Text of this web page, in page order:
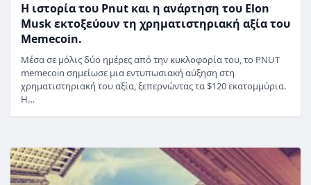
Η ιστορία του Pnut και η ανάρτηση του Elon
Musk εκτοξεύουν τη χρηματιστηριακή αξία του
Memecoin.
Μέσα σε μόλις δύο ημέρες από την κυκλοφορία του, το PNUT
memecoin σημείωσε μια εντυπωσιακή αύξηση στη
χρηματιστηριακή του αξία, ξεπερνώντας τα $120 εκατομμύρια.
Η…